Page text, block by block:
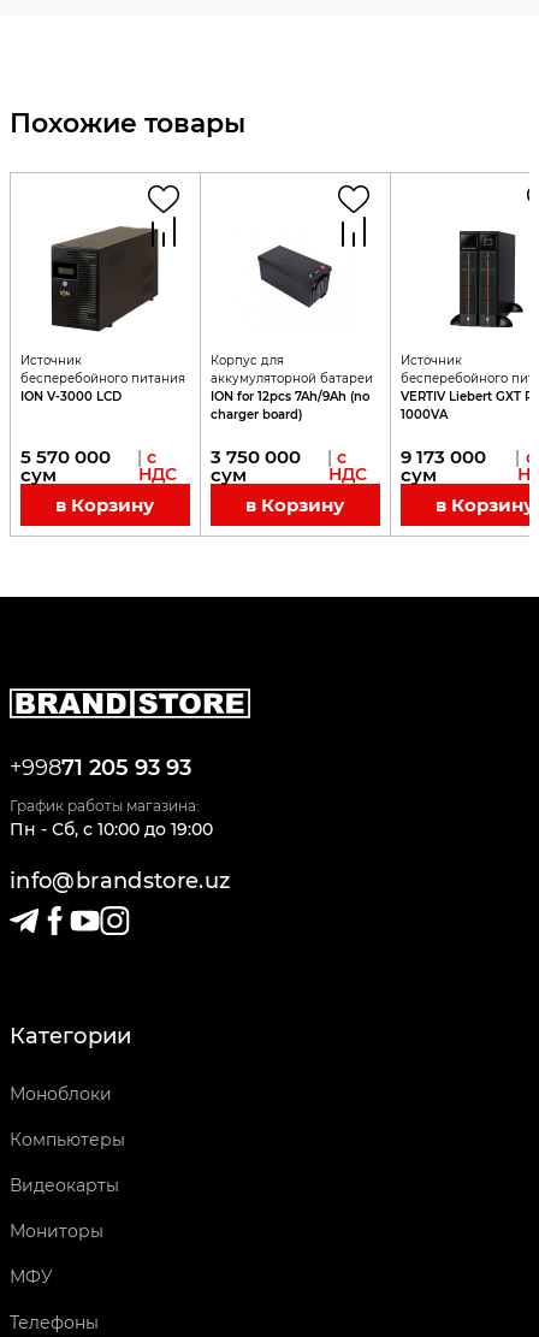
Похожие товары
Источник
бесперебойного питания
ION V-3000 LCD
5 570 000
сум
| с
НДС
в Корзину
Корпус для
аккумуляторной батареи
ION for 12pcs 7Ah/9Ah (no
charger board)
3 750 000
сум
| с
НДС
в Корзину
Источник
бесперебойного
VERTIV Liebert GXT
1000VA
9 173 000
сум
| с
в Корзину
+99871 205 93 93
График работы магазина:
Пн - Сб, c 10:00 до 19:00
info@brandstore.uz
Категории
Моноблоки
Компьютеры
Видеокарты
Мониторы
МФУ
Телефоны